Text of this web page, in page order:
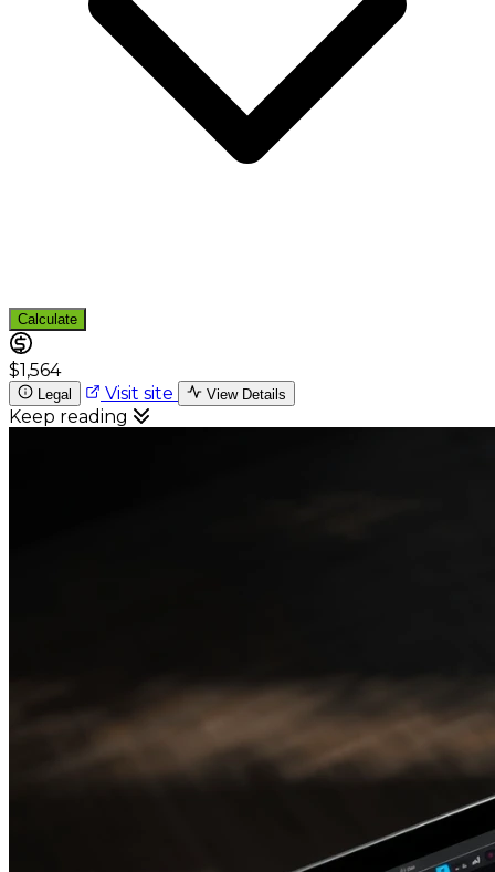
Calculate
$1,564
Legal Visit site View Details
Keep reading